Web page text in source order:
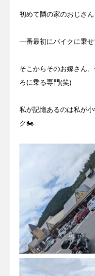
初めて隣の家のおじさ
一番最初にバイクに乗
そこからそのお嫁さん
ろに乗る専門(笑)
私が記憶あるのは私が
ク🏍